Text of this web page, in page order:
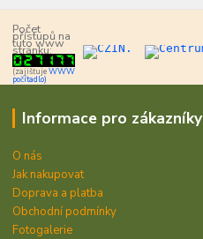
Počet
přístupů na
tuto www
stránku:
(zajišťujeWWW
počítadlo)
Informace pro zákazníky
O nás
Jak nakupovat
Doprava a platba
Obchodní podmínky
Fotogalerie